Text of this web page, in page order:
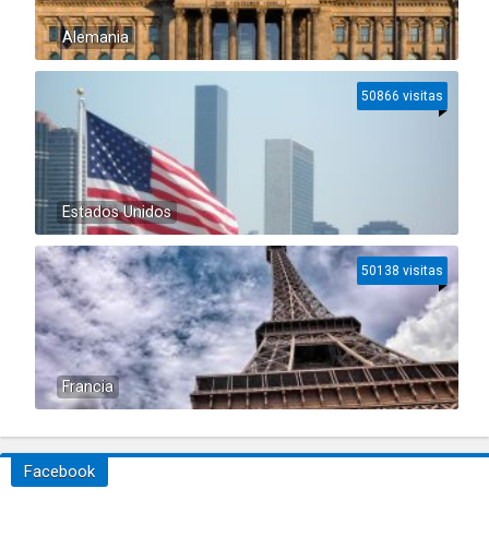
Alemania
Estados Unidos
50866 visitas
Francia
50138 visitas
Facebook